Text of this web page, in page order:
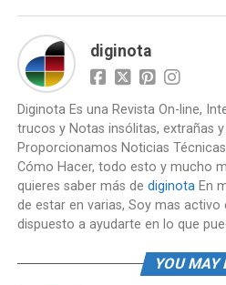
diginota
Diginota Es una Revista On-line,
trucos y Notas insólitas, extrañas
Proporcionamos Noticias
Cómo Hacer, todo esto y mucho
quieres saber más de diginotaEn
de estar en varias, Soy mas activo
dispuesto a ayudarte en lo que
YOU MAY